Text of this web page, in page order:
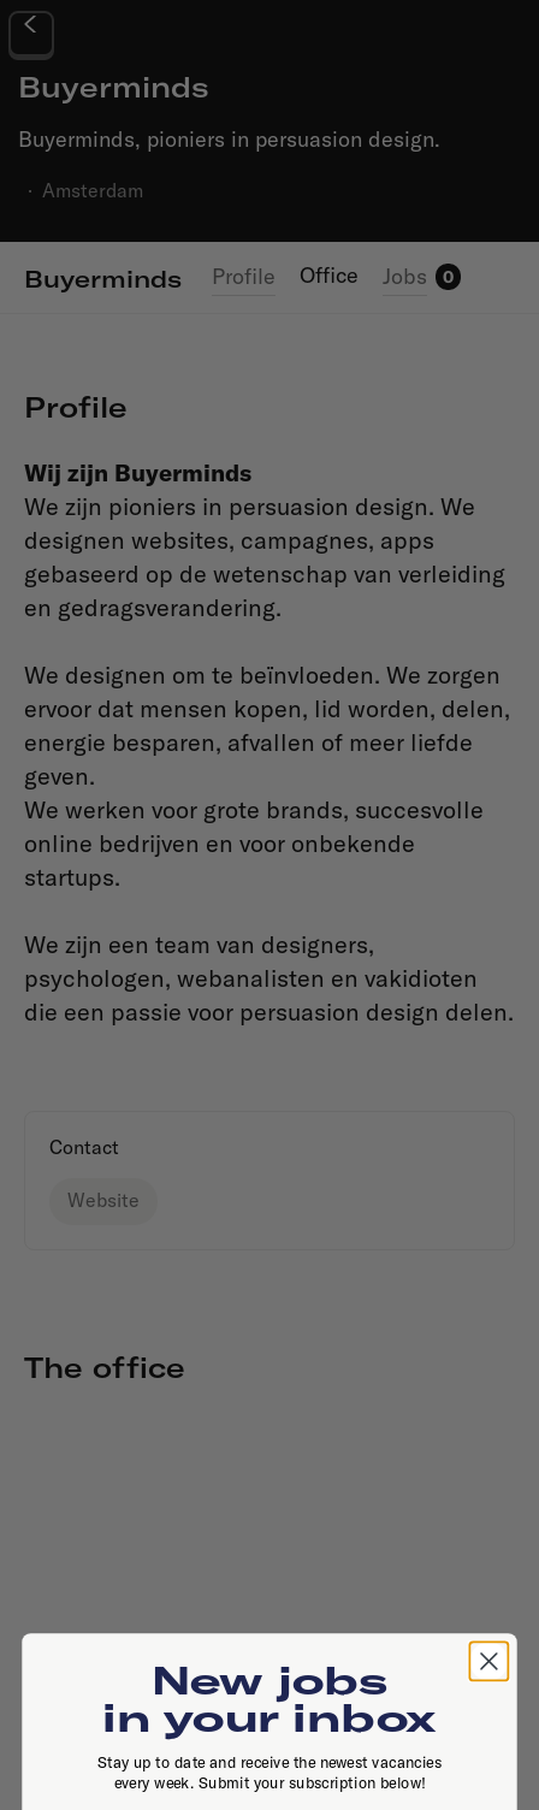
Buyerminds
Buyerminds, pioniers in persuasion design.
· Amsterdam
Buyerminds Profile Office Jobs 0
Profile
Wij zijn Buyerminds
We zijn pioniers in persuasion design. We
designen websites, campagnes, apps
gebaseerd op de wetenschap van verleiding
en gedragsverandering.
We designen om te beïnvloeden. We zorgen
ervoor dat mensen kopen, lid worden, delen,
energie besparen, afvallen of meer liefde
geven.
We werken voor grote brands, succesvolle
online bedrijven en voor onbekende
startups.
We zijn een team van designers,
psychologen, webanalisten en vakidioten
die een passie voor persuasion design delen.
Contact
Website
The office
New jobs
in your inbox
Stay up to date and receive the newest vacancies
every week. Submit your subscription below!